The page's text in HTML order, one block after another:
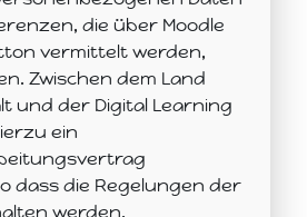
die über Moodle
vermittelt werden,
Zwischen dem Land
und der Digital Learning
ein
dass die Regelungen der
werden.